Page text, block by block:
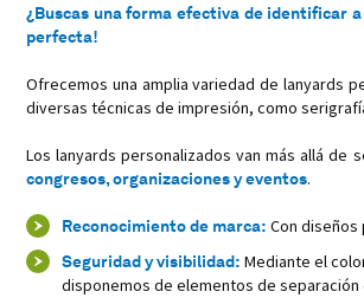
¿Buscas una forma efectiva de identificar
perfecta!
Ofrecemos una amplia variedad de lanyards
diversas técnicas de impresión, como
Los lanyards personalizados van más allá
congresos, organizaciones y eventos.
Reconocimientode marca: Con
Seguridad y visibilidad: Mediante el
disponemos de elementos de